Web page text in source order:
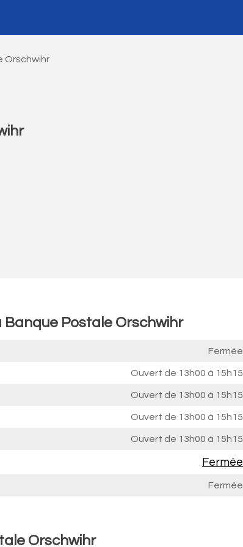
Orschwihr
Postale Orschwihr
Fermée
Ouvert de 13h00 à 15h15
Ouvert de 13h00 à 15h15
Ouvert de 13h00 à 15h15
Ouvert de 13h00 à 15h15
Fermée
Fermée
Orschwihr